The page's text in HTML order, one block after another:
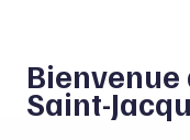
Saint-